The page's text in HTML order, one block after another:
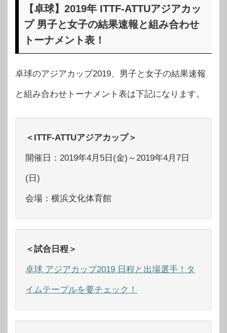
【卓球】2019年 ITTF-ATTUアジアカッ
プ 男子と女子の結果速報と組み合わせ
トーナメント表！
卓球のアジアカップ2019、男子と女子の結果速報
と組み合わせトーナメント表は下記になります。
＜ITTF-ATTUアジアカップ＞
開催日：2019年4月5日(金)～2019年4月7日
(日)
会場：横浜文化体育館
＜試合日程＞
卓球 アジアカップ2019 日程と出場選手！タ
イムテーブルを要チェック！